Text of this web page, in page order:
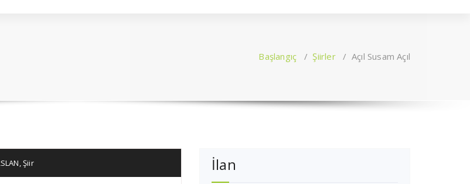
Başlangıç /Şiirler/ Açıl Susam Açıl
,Şiir İlan